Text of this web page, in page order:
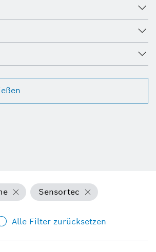
Sensortec
Alle Filter zurücksetzen